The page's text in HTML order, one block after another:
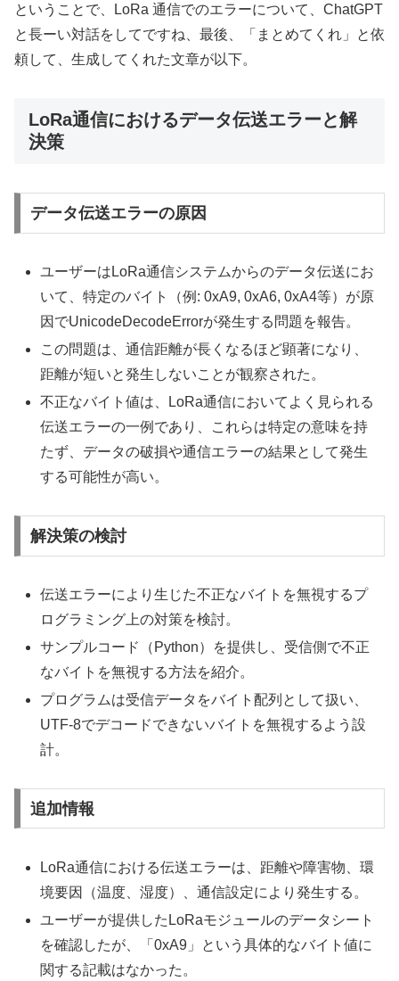
ということで、LoRa 通信でのエラーについて、ChatGPT
と長ーい対話をしてですね、最後、「まとめてくれ」と依
頼して、生成してくれた文章が以下。
LoRa通信におけるデータ伝送エラーと解
決策
データ伝送エラーの原因
ユーザーはLoRa通信システムからのデータ伝送にお
いて、特定のバイト（例: 0xA9, 0xA6, 0xA4等）が原
因でUnicodeDecodeErrorが発生する問題を報告。
この問題は、通信距離が長くなるほど顕著になり、
距離が短いと発生しないことが観察された。
不正なバイト値は、LoRa通信においてよく見られる
伝送エラーの一例であり、これらは特定の意味を持
たず、データの破損や通信エラーの結果として発生
する可能性が高い。
解決策の検討
伝送エラーにより生じた不正なバイトを無視するプ
ログラミング上の対策を検討。
サンプルコード（Python）を提供し、受信側で不正
なバイトを無視する方法を紹介。
プログラムは受信データをバイト配列として扱い、
UTF-8でデコードできないバイトを無視するよう設
計。
追加情報
LoRa通信における伝送エラーは、距離や障害物、環
境要因（温度、湿度）、通信設定により発生する。
ユーザーが提供したLoRaモジュールのデータシート
を確認したが、「0xA9」という具体的なバイト値に
関する記載はなかった。